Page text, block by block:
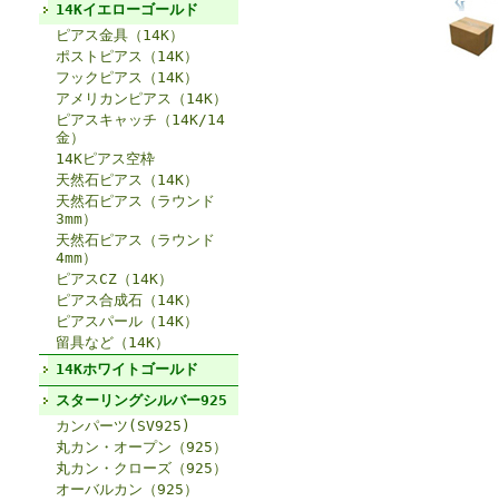
14Kイエローゴールド
ピアス金具（14K）
ポストピアス（14K）
フックピアス（14K）
アメリカンピアス（14K）
ピアスキャッチ（14K/14
金）
14Kピアス空枠
天然石ピアス（14K）
天然石ピアス（ラウンド
3mm）
天然石ピアス（ラウンド
4mm）
ピアスCZ（14K）
ピアス合成石（14K）
ピアスパール（14K）
留具など（14K）
14Kホワイトゴールド
スターリングシルバー925
カンパーツ(SV925)
丸カン・オープン（925）
丸カン・クローズ（925）
オーバルカン（925）